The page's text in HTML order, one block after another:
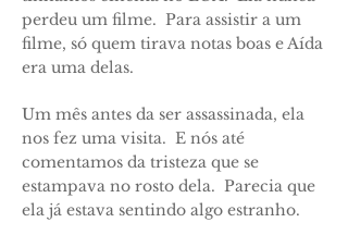
perdeu um filme. Para assistir a um
filme, só quem tirava notas boas e Aída
era uma delas.
Um mês antes da ser assassinada, ela
nos fez uma visita. E nós até
comentamos da tristeza que se
estampava no rosto dela. Parecia que
ela já estava sentindo algo estranho.